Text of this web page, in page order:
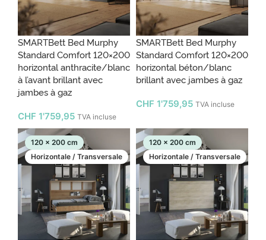
SMARTBett Bed Murphy
Standard Comfort 120×200
horizontal anthracite/blanc
à l’avant brillant avec
jambes à gaz
CHF 1'759,95 TVA incluse
SMARTBett Bed Murphy
Standard Comfort 120×200
horizontal béton/blanc
brillant avec jambes à gaz
CHF 1'759,95 TVA incluse
120 x 200 cm
Horizontale / Transversale
120 x 200 cm
Horizontale / Transversale